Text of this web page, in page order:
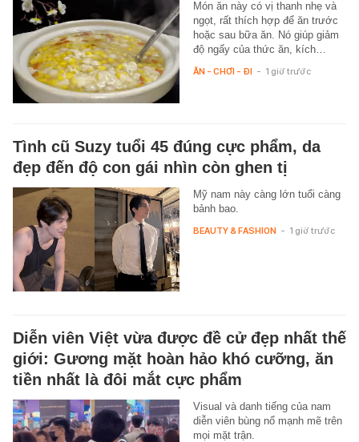
Món ăn này có vị thanh nhẹ và
ngọt, rất thích hợp để ăn trước
hoặc sau bữa ăn. Nó giúp giảm
độ ngấy của thức ăn, kích…
ĂN - CHƠI - ĐI - 1 giờ trước
Tình cũ Suzy tuổi 45 đúng cực phẩm, da
đẹp đến độ con gái nhìn còn ghen tị
Mỹ nam này càng lớn tuổi càng
bảnh bao.
BEAUTY & FASHION - 1 giờ trước
Diễn viên Việt vừa được đề cử đẹp nhất thế
giới: Gương mặt hoàn hảo khó cưỡng, ăn
tiền nhất là đôi mắt cực phẩm
Visual và danh tiếng của nam
diễn viên bùng nổ mạnh mẽ trên
mọi mặt trận.